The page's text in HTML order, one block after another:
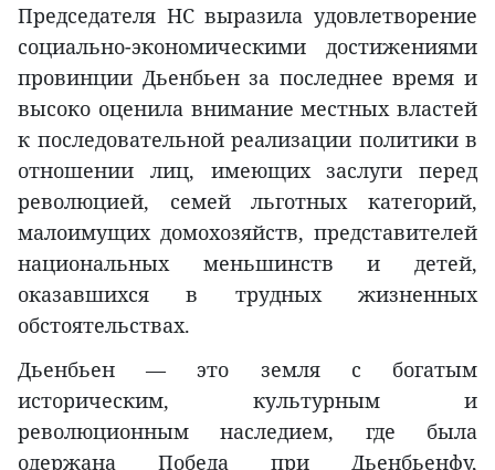
Председателя НС выразила удовлетворение
социально-экономическими достижениями
провинции Дьенбьен за последнее время и
высоко оценила внимание местных властей
к последовательной реализации политики в
отношении лиц, имеющих заслуги перед
революцией, семей льготных категорий,
малоимущих домохозяйств, представителей
национальных меньшинств и детей,
оказавшихся в трудных жизненных
обстоятельствах.
Дьенбьен — это земля с богатым
историческим, культурным и
революционным наследием, где была
одержана Победа при Дьенбьенфу,